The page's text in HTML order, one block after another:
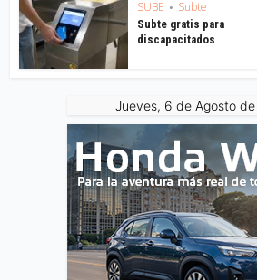
SUBE • Subte
Subte gratis para
discapacitados
Jueves, 6 de Agosto